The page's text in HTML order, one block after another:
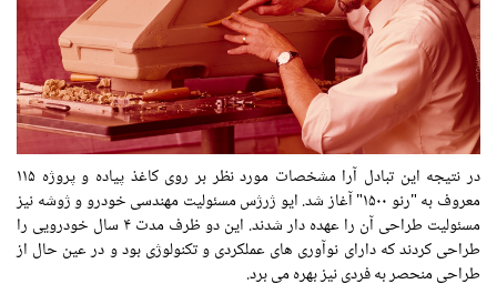
در نتیجه این تبادل آرا مشخصات مورد نظر بر روی کاغذ پیاده و پروژه ۱۱۵
معروف به "رنو ۱۵۰۰" آغاز شد. ایو ژرژس مسئولیت مهندسی خودرو و ژوشه نیز
مسئولیت طراحی آن را عهده دار شدند. این دو ظرف مدت ۴ سال خودرویی را
طراحی کردند که دارای نوآوری های عملکردی و تکنولوژی بود و در عین حال از
طراحی منحصر به فردی نیز بهره می برد.